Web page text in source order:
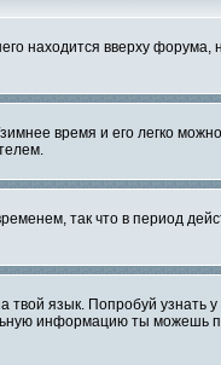
находится вверху
время и его легко
так что в период
твой язык. Попробуй
информацию ты можешь